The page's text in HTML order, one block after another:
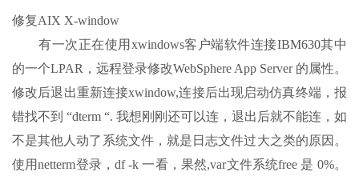
修复AIX X-window
有一次正在使用xwindows客户端软件连接IBM630其中
的一个LPAR，远程登录修改WebSphere App Server 的属性。
修改后退出重新连接xwindow,连接后出现启动仿真终端，报
错找不到 “dterm “. 我想刚刚还可以连，退出后就不能连，如
不是其他人动了系统文件，就是日志文件过大之类的原因。
使用netterm登录，df -k 一看，果然,var文件系统free 是 0%。